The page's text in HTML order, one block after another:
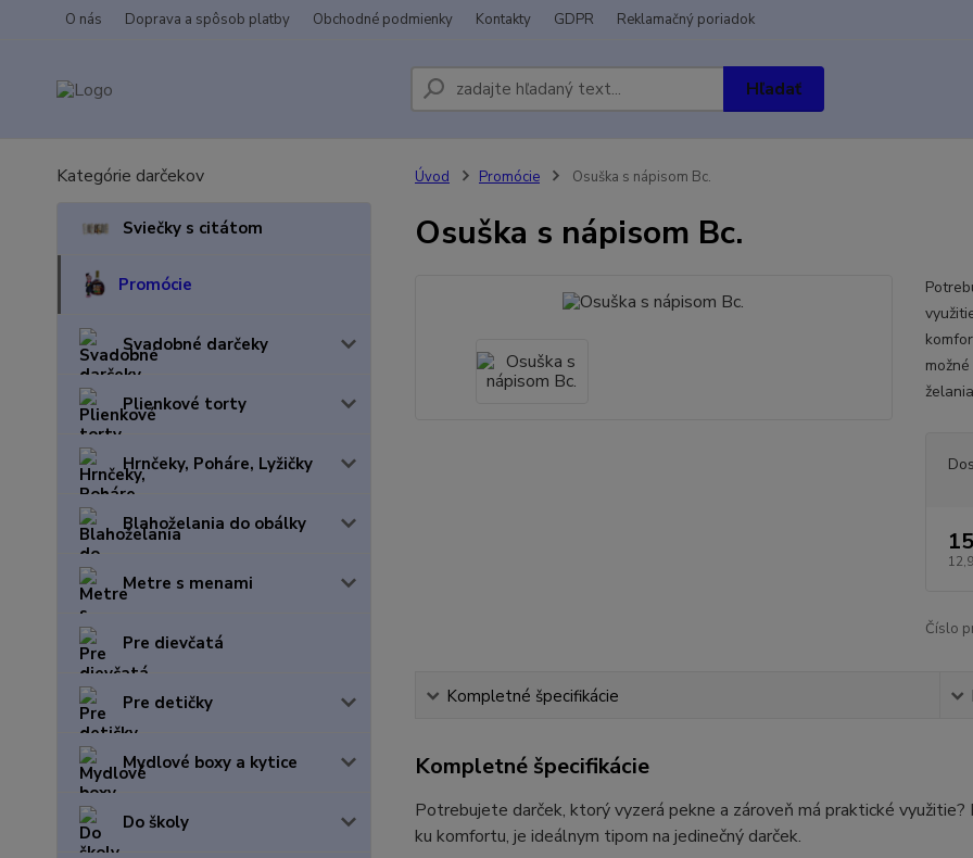
O nás Doprava a spôsob platby Obchodné podmienky Kontakty GDPR Reklamačný poriadok
Hľadať
Kategórie darčekov
Sviečky s citátom
Promócie
Svadobné darčeky
Plienkové torty
Hrnčeky, Poháre, Lyžičky
Blahoželania do obálky
Metre s menami
Pre dievčatá
Pre detičky
Mydlové boxy a kytice
Do školy
Úvod Promócie Osuška s nápisom Bc.
Osuška s nápisom Bc.
Číslo
Kompletné špecifikácie
Kompletné špecifikácie
Potrebujete darček, ktorý vyzerá pekne a zároveň má praktické využitie?
ku komfortu, je ideálnym tipom na jedinečný darček.